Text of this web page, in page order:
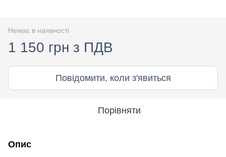
Немає в наявності
1 150 грн з ПДВ
Повідомити, коли з'явиться
Порівняти
Опис